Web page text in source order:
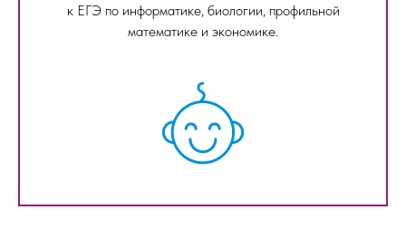
к ЕГЭ по информатике, биологии, профильной
математике и экономике.